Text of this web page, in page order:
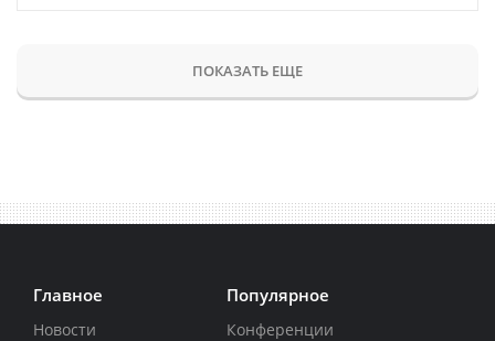
ПОКАЗАТЬ ЕЩЕ
Главное
Новости
Популярное
Конференции